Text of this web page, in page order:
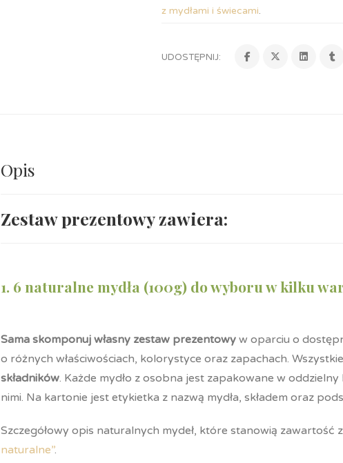
z mydłami i świecami.
UDOSTĘPNIJ:
Opis
Zestaw prezentowy zawiera:
1. 6 naturalne mydła (100g) do wyboru w kilku
Sama skomponuj własny zestaw prezentowy w oparciu o
o różnych właściwościach, kolorystyce oraz zapachach. Wszystkie
składników. Każde mydło z osobna jest zapakowane w
nimi. Na kartonie jest etykietka z nazwą mydła, składem oraz
Szczegółowy opis naturalnych mydeł, które stanowią
naturalne”.